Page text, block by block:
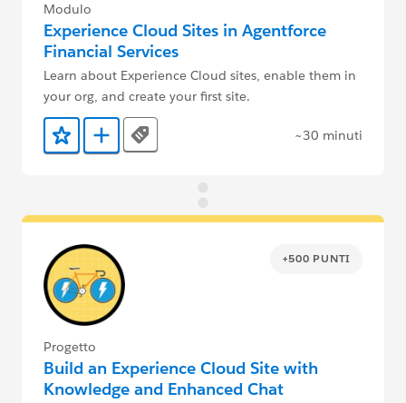
Modulo
Experience Cloud Sites in Agentforce
Financial Services
Learn about Experience Cloud sites, enable them in
your org, and create your first site.
Aggiunto ai preferiti
Aggiungi a Trailmix
Tags ~30 minuti
+500 PUNTI
Progetto
Build an Experience Cloud Site with
Knowledge and Enhanced Chat